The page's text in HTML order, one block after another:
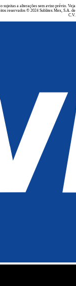
sujeitas a alterações sem aviso prévio. Veja
reservados © 2024 Sublitex Mex, S.A. de
C.V.